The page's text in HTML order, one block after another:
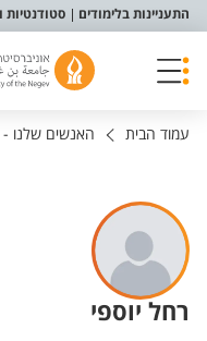
תפריט נגישות
התעניינות בלימודים סטודנטיות
עמוד הבית האנשים שלנו -
רחל יוספי